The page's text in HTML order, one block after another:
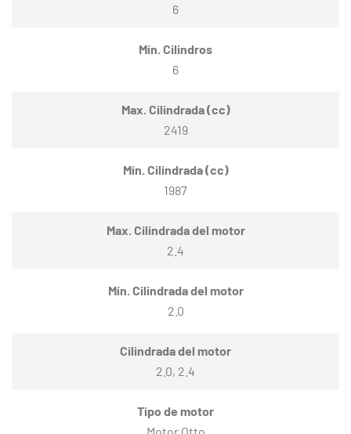
6
Mín. Cilindros
6
Max. Cilindrada (cc)
2419
Mín. Cilindrada (cc)
1987
Max. Cilindrada del motor
2.4
Mín. Cilindrada del motor
2.0
Cilindrada del motor
2.0, 2.4
Tipo de motor
Motor Otto